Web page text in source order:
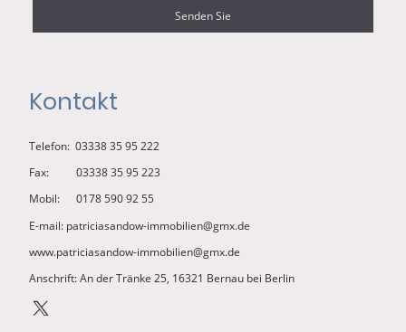
Senden Sie
Kontakt
Telefon: 03338 35 95 222
Fax: 03338 35 95 223
Mobil: 0178 590 92 55
E-mail: patriciasandow-immobilien@gmx.de
www.patriciasandow-immobilien@gmx.de
Anschrift: An der Tränke 25, 16321 Bernau bei Berlin